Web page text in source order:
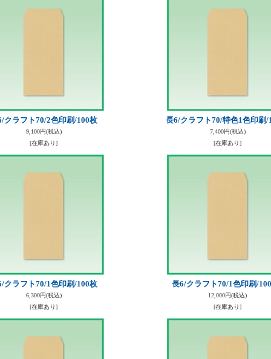
クラフト70/2色印刷/100枚
9,100円(税込)
[在庫あり]
長6/クラフト70/特色1色印刷/
7,400円(税込)
[在庫あり]
クラフト70/1色印刷/100枚
6,300円(税込)
[在庫あり]
長6/クラフト70/1色印刷/
12,000円(税込)
[在庫あり]